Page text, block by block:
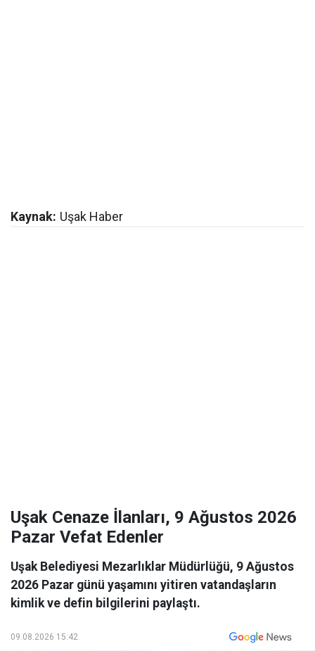
Kaynak: Uşak Haber
Uşak Cenaze İlanları, 9 Ağustos 2026
Pazar Vefat Edenler
Uşak Belediyesi Mezarlıklar Müdürlüğü, 9 Ağustos
2026 Pazar günü yaşamını yitiren vatandaşların
kimlik ve defin bilgilerini paylaştı.
09.08.2026 15:42